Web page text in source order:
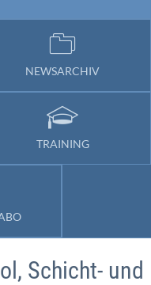
NEWSARCHIV
TRAINING
Schicht- und